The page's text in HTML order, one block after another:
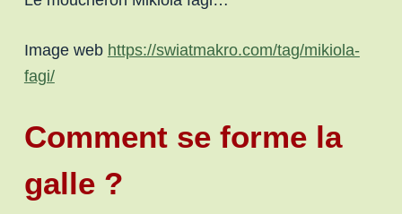
Image web https://swiatmakro.com/tag/mikiola-
fagi/
Comment se forme la
galle ?